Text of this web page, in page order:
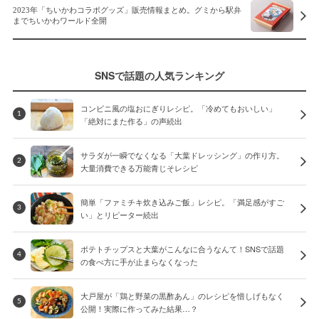
2023年「ちいかわコラボグッズ」販売情報まとめ。グミから駅弁
までちいかわワールド全開
SNSで話題の人気ランキング
1
コンビニ風の塩おにぎりレシピ。「冷めてもおいしい」
「絶対にまた作る」の声続出
2
サラダが一瞬でなくなる「大葉ドレッシング」の作り方。
大量消費できる万能青じそレシピ
3
簡単「ファミチキ炊き込みご飯」レシピ。「満足感がすご
い」とリピーター続出
4
ポテトチップスと大葉がこんなに合うなんて！SNSで話題
の食べ方に手が止まらなくなった
5
大戸屋が「鶏と野菜の黒酢あん」のレシピを惜しげもなく
公開！実際に作ってみた結果…？